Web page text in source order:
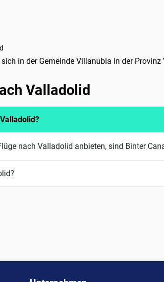
in der Gemeinde Villanubla in der
Valladolid
nach Valladolid anbieten, sind Binter